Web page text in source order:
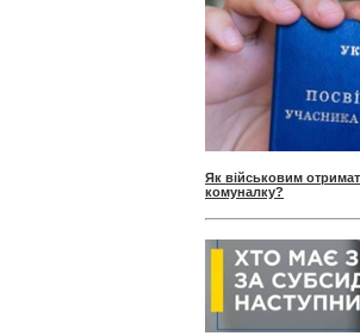
Як військовим
комуналку?